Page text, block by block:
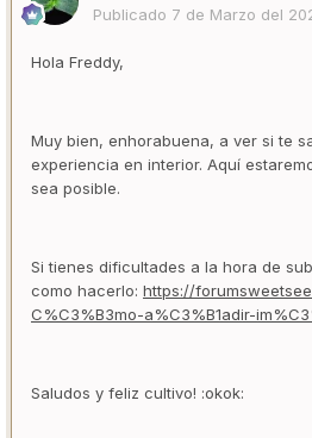
Publicado 7 de Marzo del
Hola Freddy,
Muy bien, enhorabuena, a ver si te
experiencia en interior. Aquí
sea posible.
Si tienes dificultades a la hora de
como hacerlo: https://
C%C3%B3mo-a%C3%B1adir-
Saludos y feliz cultivo! :okok: